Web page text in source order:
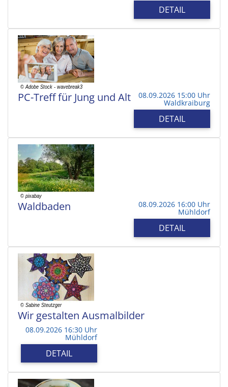
DETAIL
PC-Treff für Jung und Alt 08.09.2026 15:00 Uhr
Waldkraiburg
DETAIL
Waldbaden 08.09.2026 16:00 Uhr
Mühldorf
DETAIL
Wir gestalten Ausmalbilder
08.09.2026 16:30 Uhr
Mühldorf
DETAIL